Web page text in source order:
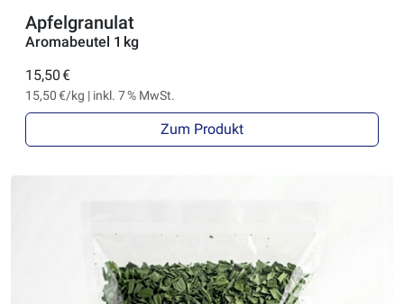
Apfelgranulat
Aromabeutel 1 kg
15,50 €
15,50 €/kg | inkl. 7 % MwSt.
Zum Produkt